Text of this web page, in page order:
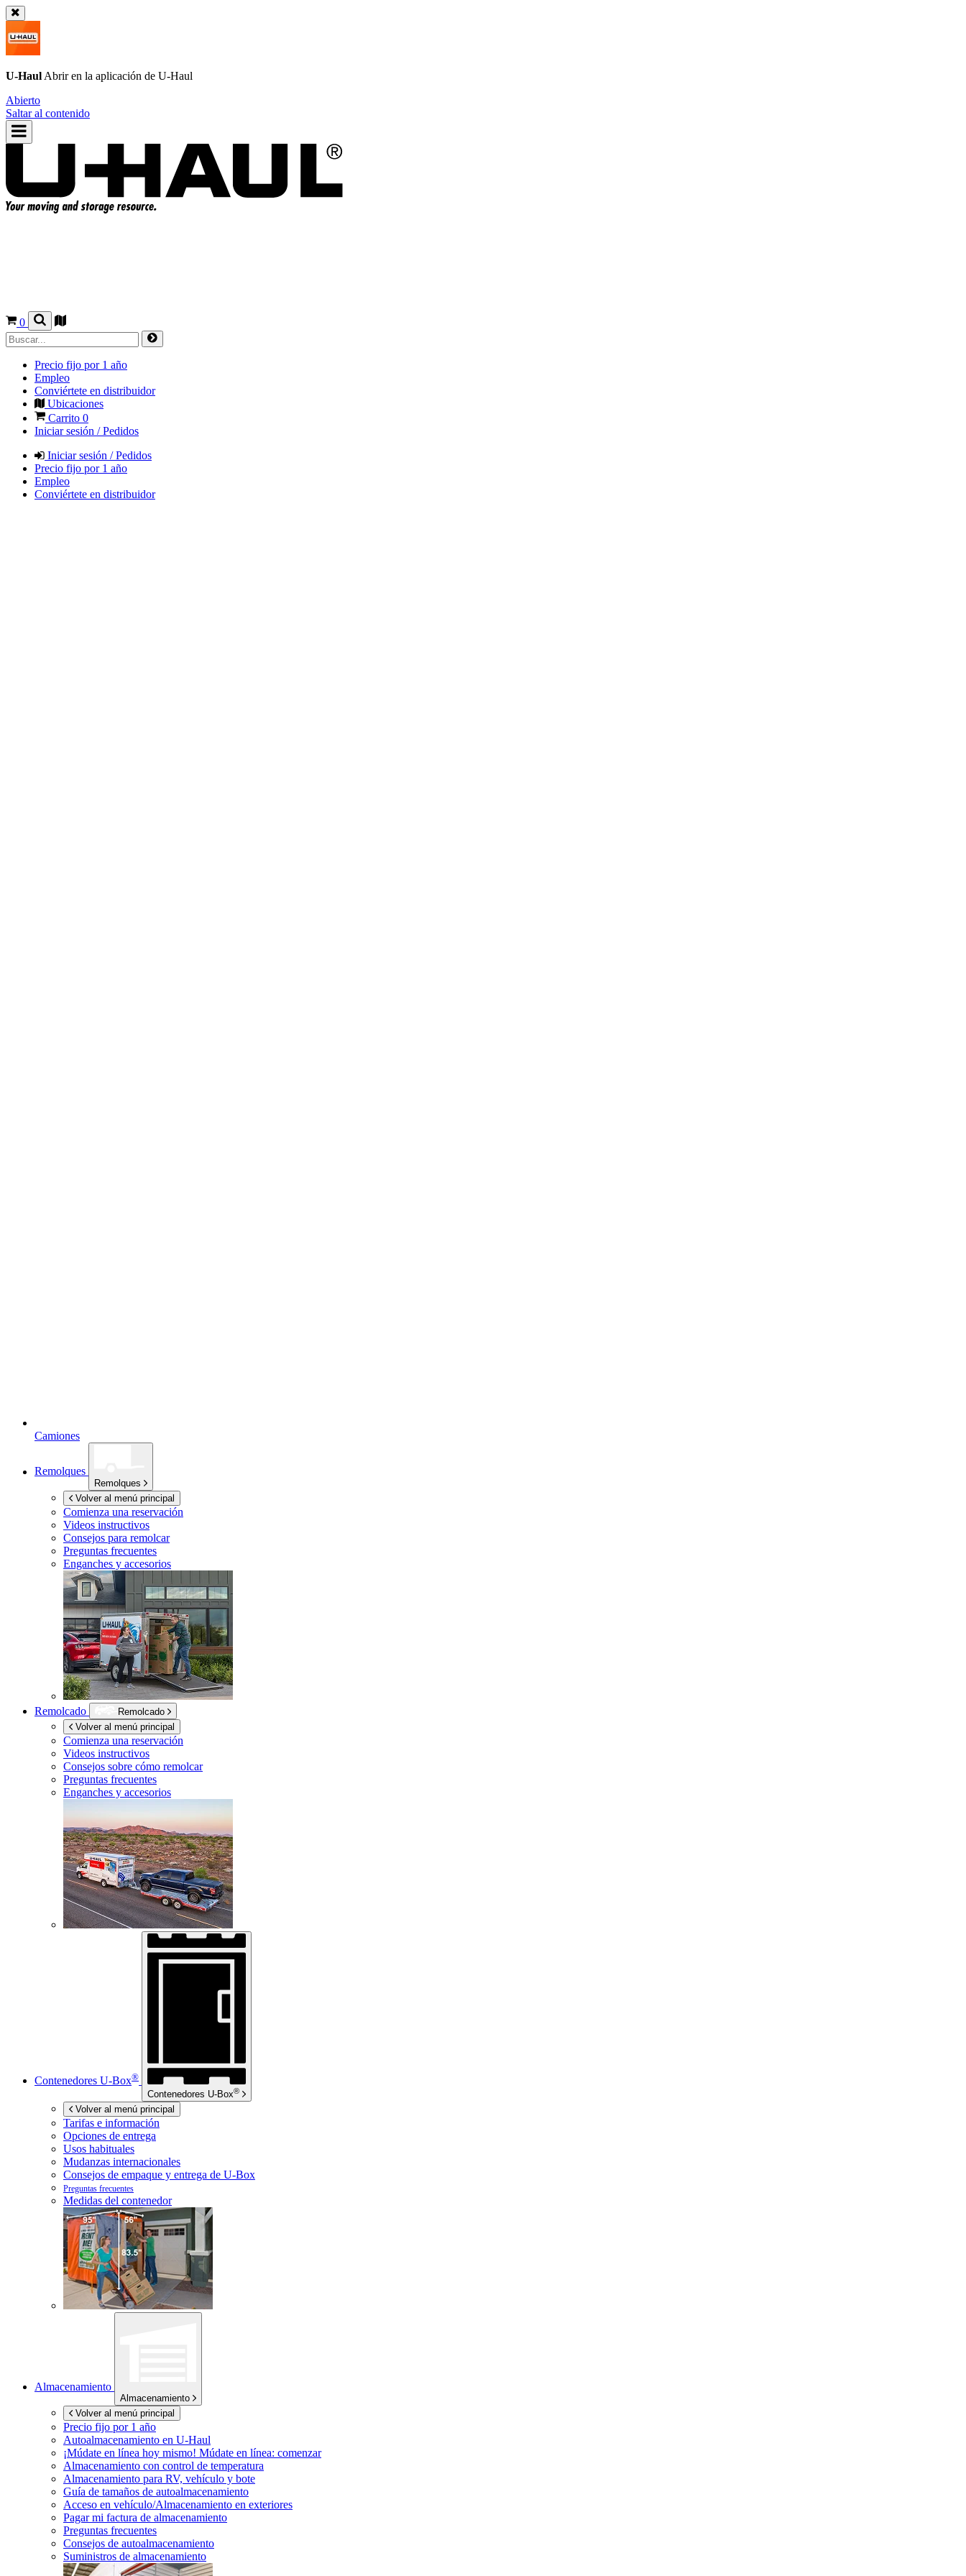
U-Haul Abrir en la aplicación de U-Haul
Abierto
Saltar al contenido
0
Precio fijo por 1 año
Empleo
Conviértete en distribuidor
Ubicaciones
Carrito 0
Iniciar sesión / Pedidos
Iniciar sesión / Pedidos
Precio fijo por 1 año
Empleo
Conviértete en distribuidor
Camiones
Remolques
Remolques
Volver al menú principal
Comienza una reservación
Videos instructivos
Consejos para remolcar
Preguntas frecuentes
Enganches y accesorios
Remolcado
Remolcado
Volver al menú principal
Comienza una reservación
Videos instructivos
Consejos sobre cómo remolcar
Preguntas frecuentes
Enganches y accesorios
Contenedores U-Box®
Contenedores U-Box®
Volver al menú principal
Tarifas e información
Opciones de entrega
Usos habituales
Mudanzas internacionales
Consejos de empaque y entrega de U-Box
Preguntas frecuentes
Medidas del contenedor
Almacenamiento
Almacenamiento
Volver al menú principal
Precio fijo por 1 año
Autoalmacenamiento en U-Haul
¡Múdate en línea hoy mismo! Múdate en línea: comenzar
Almacenamiento con control de temperatura
Almacenamiento para RV, vehículo y bote
Guía de tamaños de autoalmacenamiento
Acceso en vehículo/Almacenamiento en exteriores
Pagar mi factura de almacenamiento
Preguntas frecuentes
Consejos de autoalmacenamiento
Suministros de almacenamiento